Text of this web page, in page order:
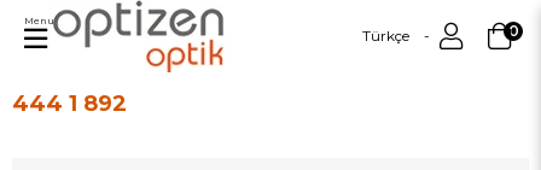
444 1 892
Türkçe 0
Menu